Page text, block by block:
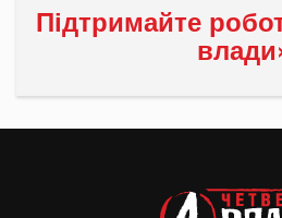
Підтримайте